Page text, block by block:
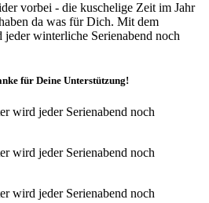
vorbei - die kuschelige Zeit im Jahr
da was für Dich. Mit dem
jeder winterliche Serienabend noch
für Deine Unterstützung!
wird jeder Serienabend noch
wird jeder Serienabend noch
wird jeder Serienabend noch